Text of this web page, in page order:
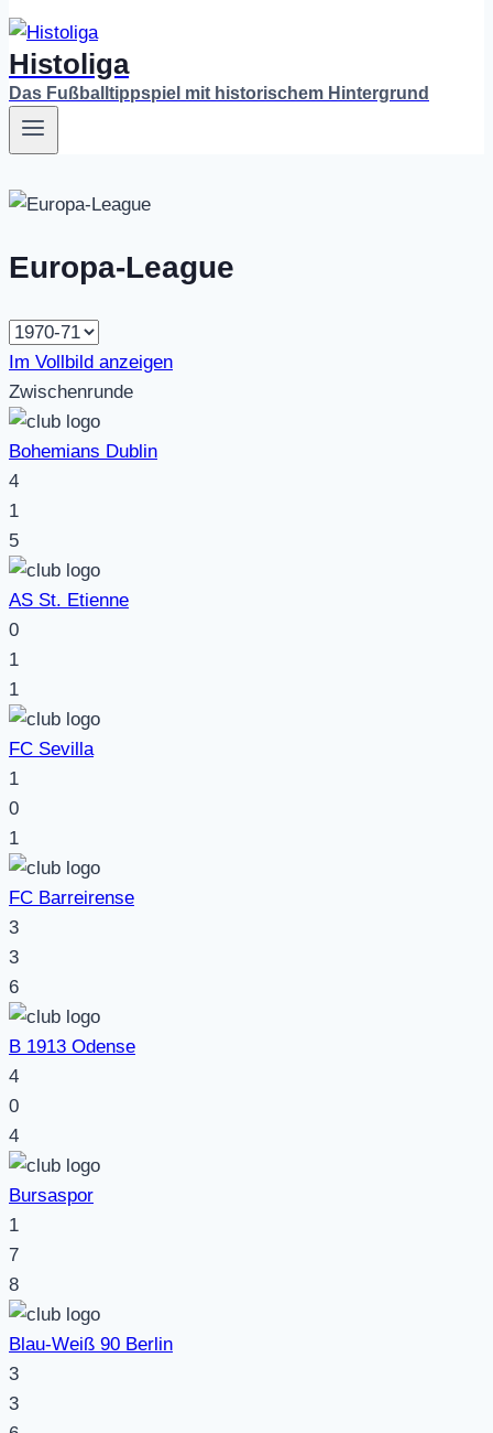
Histoliga
Das Fußballtippspiel mit historischem Hintergrund
Europa-League
Im Vollbild anzeigen
Zwischenrunde
Bohemians Dublin
4
1
5
AS St. Etienne
0
1
1
FC Sevilla
1
0
1
FC Barreirense
3
3
6
B 1913 Odense
4
0
4
Bursaspor
1
7
8
Blau-Weiß 90 Berlin
3
3